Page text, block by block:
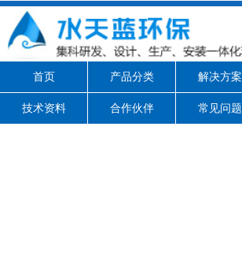
首页 产品分类 解决方案
技术资料 合作伙伴 常见问题